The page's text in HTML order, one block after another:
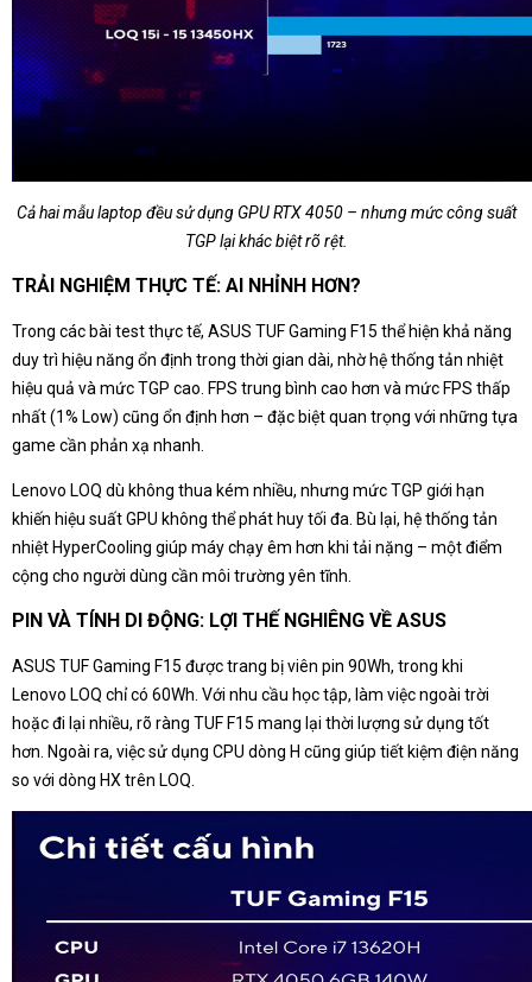
Cả hai mẫu laptop đều sử dụng GPU RTX 4050 – nhưng mức công suất
TGP lại khác biệt rõ rệt.
TRẢI NGHIỆM THỰC TẾ: AI NHỈNH HƠN?
Trong các bài test thực tế, ASUS TUF Gaming F15 thể hiện khả năng
duy trì hiệu năng ổn định trong thời gian dài, nhờ hệ thống tản nhiệt
hiệu quả và mức TGP cao. FPS trung bình cao hơn và mức FPS thấp
nhất (1% Low) cũng ổn định hơn – đặc biệt quan trọng với những tựa
game cần phản xạ nhanh.
Lenovo LOQ dù không thua kém nhiều, nhưng mức TGP giới hạn
khiến hiệu suất GPU không thể phát huy tối đa. Bù lại, hệ thống tản
nhiệt HyperCooling giúp máy chạy êm hơn khi tải nặng – một điểm
cộng cho người dùng cần môi trường yên tĩnh.
PIN VÀ TÍNH DI ĐỘNG: LỢI THẾ NGHIÊNG VỀ ASUS
ASUS TUF Gaming F15 được trang bị viên pin 90Wh, trong khi
Lenovo LOQ chỉ có 60Wh. Với nhu cầu học tập, làm việc ngoài trời
hoặc đi lại nhiều, rõ ràng TUF F15 mang lại thời lượng sử dụng tốt
hơn. Ngoài ra, việc sử dụng CPU dòng H cũng giúp tiết kiệm điện năng
so với dòng HX trên LOQ.